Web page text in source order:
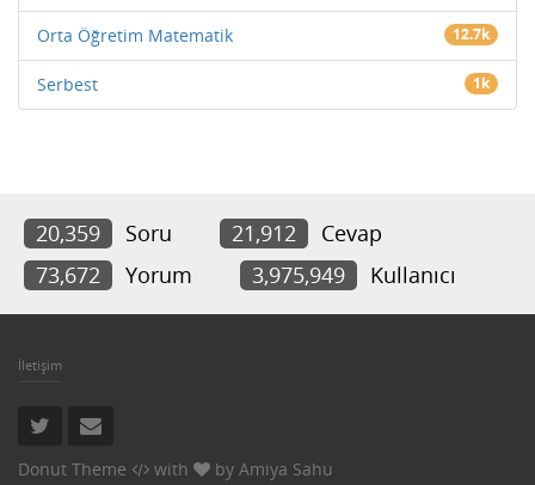
Orta Öğretim Matematik 12.7k
Serbest 1k
20,359 Soru 21,912
Cevap
73,672
Yorum 3,975,949 Kullanıcı
İletişim
Donut Theme with by Amiya Sahu